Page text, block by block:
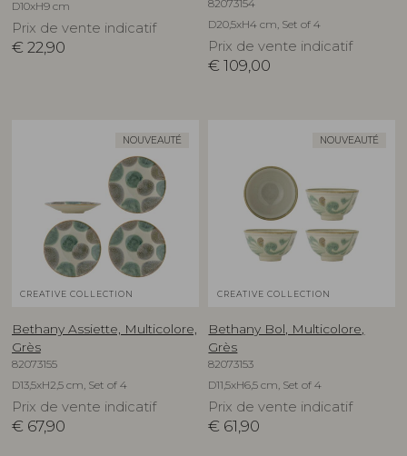
D10xH9 cm
Prix de vente indicatif
€ 22,90
82073154
D20,5xH4 cm, Set of 4
Prix de vente indicatif
€ 109,00
NOUVEAUTÉ
CREATIVE COLLECTION
Bethany Assiette, Multicolore,
Grès
82073155
D13,5xH2,5 cm, Set of 4
Prix de vente indicatif
€ 67,90
NOUVEAUTÉ
CREATIVE COLLECTION
Bethany Bol, Multicolore,
Grès
82073153
D11,5xH6,5 cm, Set of 4
Prix de vente indicatif
€ 61,90